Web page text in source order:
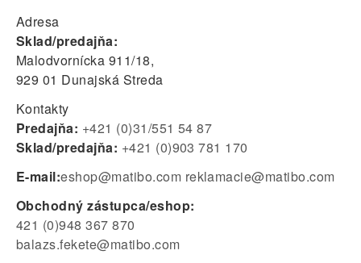
Adresa
Sklad/predajňa:
Malodvornícka 911/18,
929 01 Dunajská Streda
Kontakty
Predajňa: +421 (0)31/551 54 87
Sklad/predajňa: +421 (0)903 781 170
E-mail:eshop@matibo.com reklamacie@matibo.com
Obchodný zástupca/eshop:
421 (0)948 367 870
balazs.fekete@matibo.com